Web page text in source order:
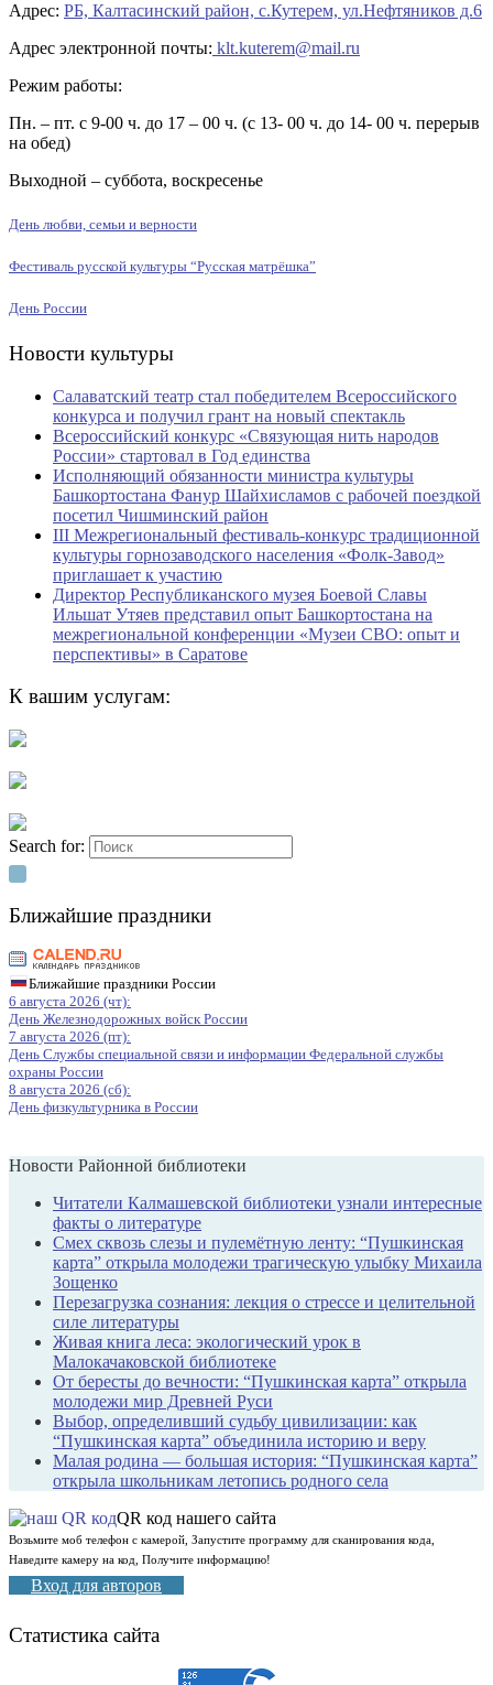
Адрес: РБ, Калтасинский район, с.Кутерем, ул.Нефтяников д.6
Адрес электронной почты: klt.kuterem@mail.ru
Режим работы:
Пн. – пт. с 9-00 ч. до 17 – 00 ч. (с 13- 00 ч. до 14- 00 ч. перерыв
на обед)
Выходной – суббота, воскресенье
День любви, семьи и верности
Фестиваль русской культуры “Русская матрёшка”
День России
Новости культуры
Салаватский театр стал победителем Всероссийского
конкурса и получил грант на новый спектакль
Всероссийский конкурс «Связующая нить народов
России» стартовал в Год единства
Исполняющий обязанности министра культуры
Башкортостана Фанур Шайхисламов с рабочей поездкой
посетил Чишминский район
III Межрегиональный фестиваль-конкурс традиционной
культуры горнозаводского населения «Фолк-Завод»
приглашает к участию
Директор Республиканского музея Боевой Славы
Ильшат Утяев представил опыт Башкортостана на
межрегиональной конференции «Музеи СВО: опыт и
перспективы» в Саратове
К вашим услугам:
Search for:
Ближайшие праздники
Ближайшие праздники России
6 августа 2026 (чт):
День Железнодорожных войск России
7 августа 2026 (пт):
День Службы специальной связи и информации Федеральной службы
охраны России
8 августа 2026 (сб):
День физкультурника в России
Новости Районной библиотеки
Читатели Калмашевской библиотеки узнали интересные
факты о литературе
Смех сквозь слезы и пулемётную ленту: “Пушкинская
карта” открыла молодежи трагическую улыбку Михаила
Зощенко
Перезагрузка сознания: лекция о стрессе и целительной
силе литературы
Живая книга леса: экологический урок в
Малокачаковской библиотеке
От бересты до вечности: “Пушкинская карта” открыла
молодежи мир Древней Руси
Выбор, определивший судьбу цивилизации: как
“Пушкинская карта” объединила историю и веру
Малая родина — большая история: “Пушкинская карта”
открыла школьникам летопись родного села
QR код нашего сайта
Возьмите моб телефон с камерой, Запустите программу для сканирования кода,
Наведите камеру на код, Получите информацию!
Вход для авторов
Статистика сайта